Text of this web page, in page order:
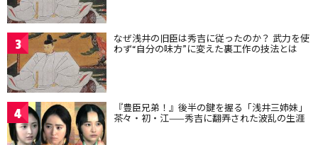
3 なぜ浅井の旧臣は秀吉に従ったのか？ 武力を使
わず“自分の味方”に変えた裏工作の技法とは
4 『豊臣兄弟！』後半の鍵を握る「浅井三姉妹」
茶々・初・江——秀吉に翻弄された波乱の生涯